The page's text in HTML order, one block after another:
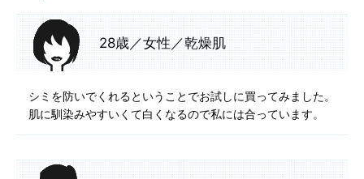
28歳／女性／乾燥肌
シミを防いでくれるということでお試しに買ってみました。
肌に馴染みやすいくて白くなるので私には合っています。